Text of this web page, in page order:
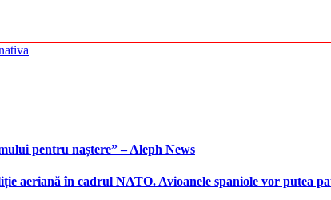
pentru naștere” – Aleph News
aeriană în cadrul NATO. Avioanele spaniole vor putea